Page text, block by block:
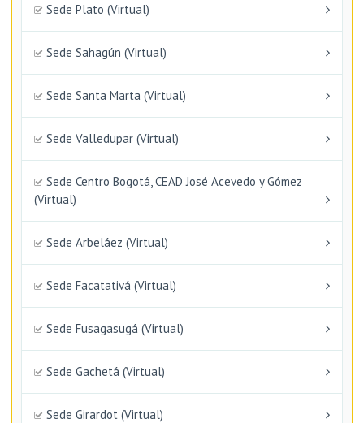
Sede Plato (Virtual)
Sede Sahagún (Virtual)
Sede Santa Marta (Virtual)
Sede Valledupar (Virtual)
Sede Centro Bogotá, CEAD José Acevedo y Gómez
(Virtual)
Sede Arbeláez (Virtual)
Sede Facatativá (Virtual)
Sede Fusagasugá (Virtual)
Sede Gachetá (Virtual)
Sede Girardot (Virtual)